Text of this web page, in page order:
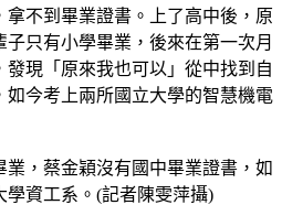
不到畢業證書。上了高中後，原
只有小學畢業，後來在第一次月
現「原來我也可以」從中找到自
今考上兩所國立大學的智慧機電
業，蔡金穎沒有國中畢業證書，如
資工系。(記者陳雯萍攝)